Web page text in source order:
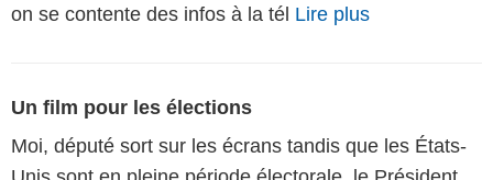
on se contente des infos à la tél Lire plus
Un film pour les élections
Moi, député sort sur les écrans tandis que les États-